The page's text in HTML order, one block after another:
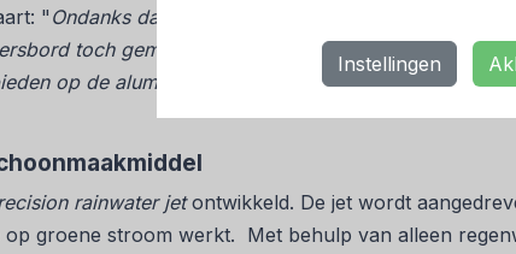
Instellingen
" Ondanks dat de productgarantie op folie 12 jaar is,
toch gemiddeld 20 jaar dienst doet. AGMI kan nu
op de aluminium drager. Hierdoor wordt de
rainwater jetontwikkeld. De jet wordt
groene stroom werkt. Met behulp van alleen